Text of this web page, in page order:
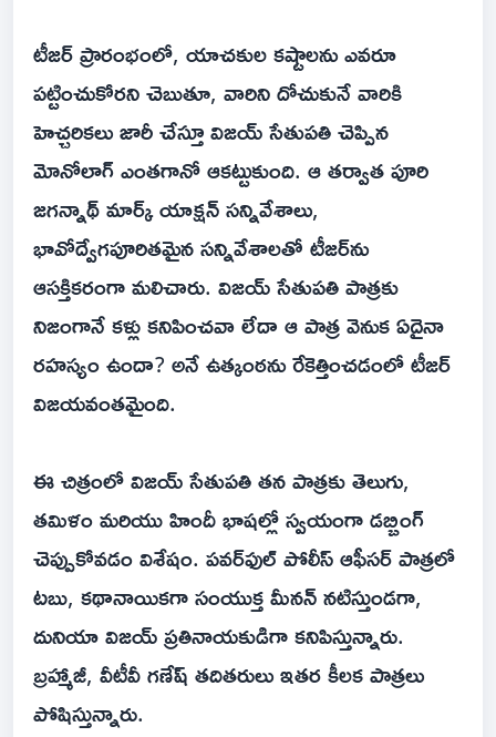
టీజర్ ప్రారంభంలో, యాచకుల కష్టాలను ఎవరూ
పట్టించుకోరని చెబుతూ, వారిని దోచుకునే వారికి
హెచ్చరికలు జారీ చేస్తూ విజయ్ సేతుపతి చెప్పిన
మోనోలాగ్ ఎంతగానో ఆకట్టుకుంది. ఆ తర్వాత పూరి
జగన్నాథ్ మార్క్ యాక్షన్ సన్నివేశాలు,
భావోద్వేగపూరితమైన సన్నివేశాలతో టీజర్‌ను
ఆసక్తికరంగా మలిచారు. విజయ్ సేతుపతి పాత్రకు
నిజంగానే కళ్లు కనిపించవా లేదా ఆ పాత్ర వెనుక ఏదైనా
రహస్యం ఉందా? అనే ఉత్కంఠను రేకెత్తించడంలో టీజర్
విజయవంతమైంది.
ఈ చిత్రంలో విజయ్ సేతుపతి తన పాత్రకు తెలుగు,
తమిళం మరియు హిందీ భాషల్లో స్వయంగా డబ్బింగ్
చెప్పుకోవడం విశేషం. పవర్‌ఫుల్ పోలీస్ ఆఫీసర్ పాత్రలో
టబు, కథానాయికగా సంయుక్త మీనన్ నటిస్తుండగా,
దునియా విజయ్ ప్రతినాయకుడిగా కనిపిస్తున్నారు.
బ్రహ్మాజీ, వీటీవీ గణేష్ తదితరులు ఇతర కీలక పాత్రలు
పోషిస్తున్నారు.